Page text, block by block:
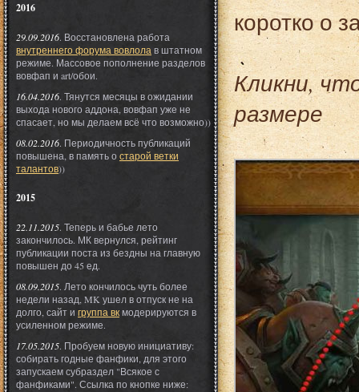
2016
29.09.2016. Восстановлена работа
внутреннего форума вовлола в штатном
режиме. Массовое пополнение разделов
вовфап и art/обои.
16.04.2016. Тянутся месяцы в ожидании
выхода нового аддона, вовфап уже не
спасает, но мы делаем всё что возможно))
08.02.2016. Периодичность публикаций
повышена, в память о старой ветки
талантов))
2015
22.11.2015. Теперь и бабье лето
закончилось. МК вернулся, рейтинг
публикации поста из бездны на главную
повышен до 45 ед.
08.09.2015. Лето кончилось чуть более
недели назад, MK ушел в отпуск не на
долго, сайт и группа вкмодерируются в
усиленном режиме.
17.05.2015. Пробуем новую инициативу:
собирать годные фанфики, для этого
запускаем субраздел "Всякое с
фанфиками". Ссылка по кнопке ниже:
коротко о
Кликни,
размере